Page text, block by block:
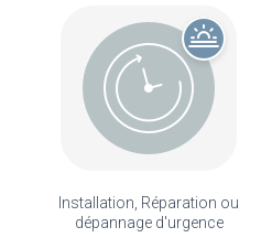
Installation, Réparation ou
dépannage d'urgence